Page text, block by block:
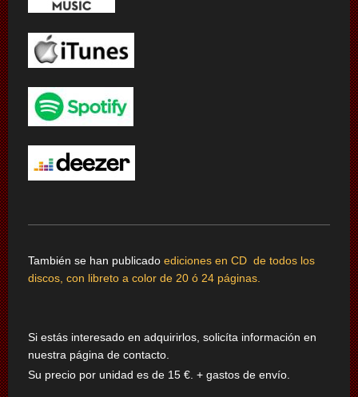
También se han publicado ediciones en CD de todos los
discos, con libreto a color de 20 ó 24 páginas.
Si estás interesado en adquirirlos, solicíta información en
nuestra página de contacto.
Su precio por unidad es de 15 €. + gastos de envío.